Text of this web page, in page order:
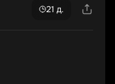
21 д.